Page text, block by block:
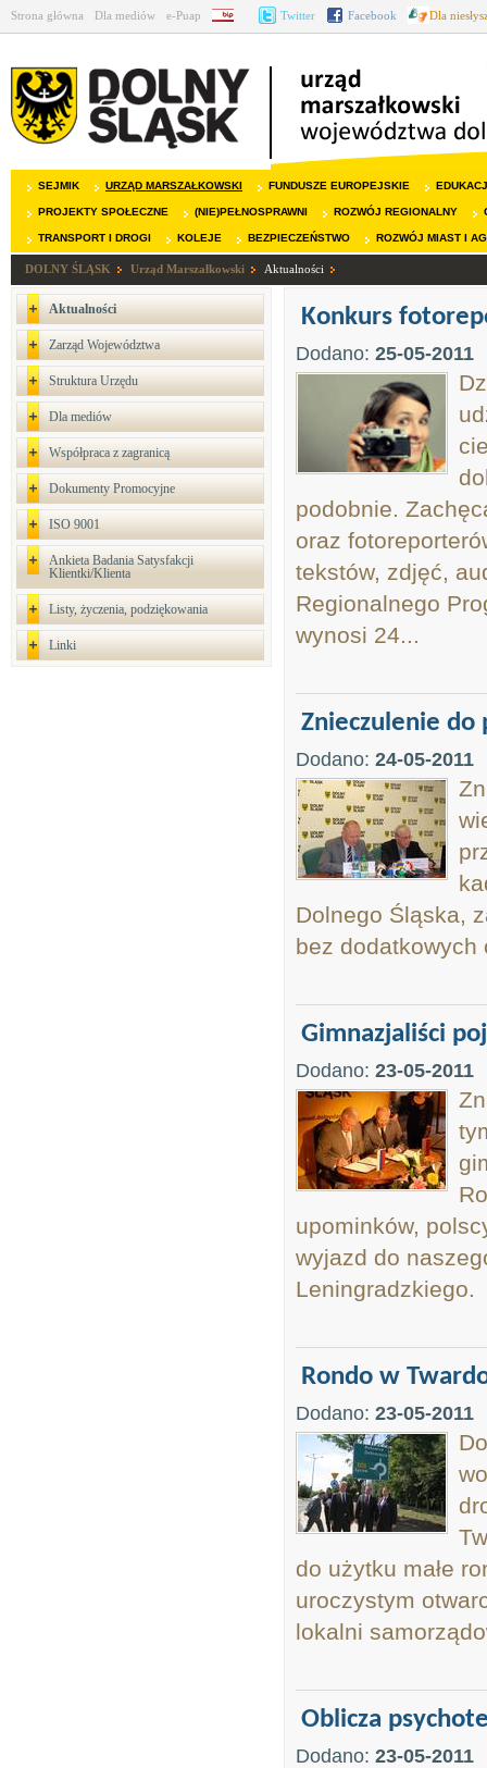
Strona główna Dla mediów e-Puap BIP Twitter Facebook Dla
SEJMIK URZĄD MARSZAŁKOWSKI FUNDUSZE EUROPEJSKIE
PROJEKTY SPOŁECZNE (NIE)PEŁNOSPRAWNI ROZWÓJ REGIONALNY
TRANSPORT I DROGI KOLEJE BEZPIECZEŃSTWO ROZWÓJ MIAST I
DOLNY ŚLĄSK Urząd Marszałkowski Aktualności
Aktualności
Zarząd Województwa
Struktura Urzędu
Dla mediów
Współpraca z zagranicą
Dokumenty Promocyjne
ISO 9001
Ankieta Badania Satysfakcji
Klientki/Klienta
Listy, życzenia, podziękowania
Linki
Konkurs
Dodano: 25-05-2011
podobnie.
oraz
tekstów, zdjęć,
Regionalnego
wynosi 24...
Znieczulenie do
Dodano: 24-05-2011
Dolnego Śląska,
bez dodatkowych
Gimnazjaliści
Dodano: 23-05-2011
upominków,
wyjazd do
Leningradzkiego.
Rondo w
Dodano: 23-05-2011
do użytku małe
uroczystym
lokalni
Oblicza
Dodano: 23-05-2011